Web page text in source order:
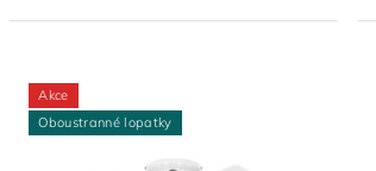
Akce
Oboustranné lopatky